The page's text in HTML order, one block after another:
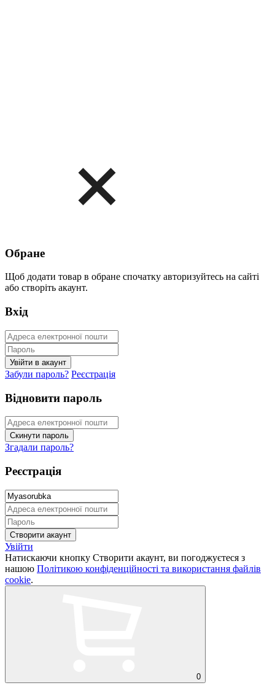
Обране
Щоб додати товар в обране спочатку авторизуйтесь на сайті
або створіть акаунт.
Вхід
Забули пароль? Реєстрація
Відновити пароль
Згадали пароль?
Реєстрація
Увійти
Натискаючи кнопку Створити акаунт, ви погоджуєтеся з
нашою Політикою конфіденційності та використання файлів
cookie.
0